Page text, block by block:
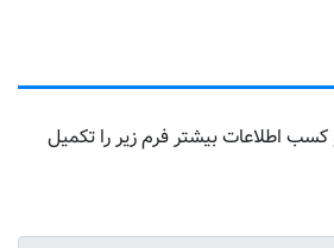
کسب اطلاعات بیشتر فرم زیر را تکمیل